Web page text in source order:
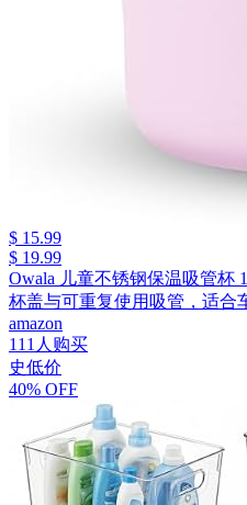
$ 15.99
$ 19.99
Owala 儿童不锈钢保温吸管杯
杯盖与可重复使用吸管，适合
amazon
111人购买
史低价
40% OFF